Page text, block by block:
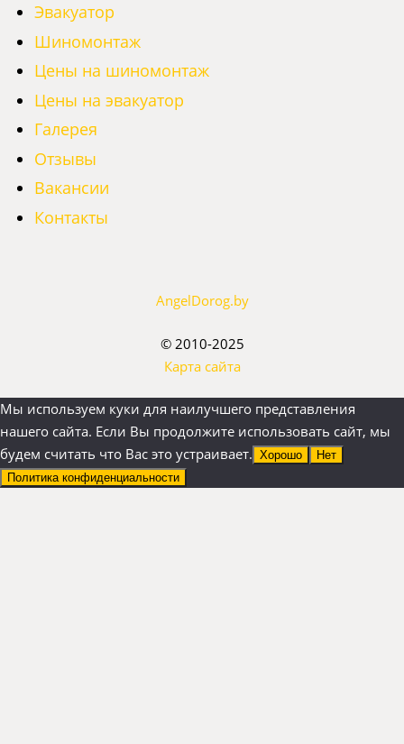
Эвакуатор
Шиномонтаж
Цены на шиномонтаж
Цены на эвакуатор
Галерея
Отзывы
Вакансии
Контакты
AngelDorog.by
© 2010-2025
Карта сайта
Мы используем куки для наилучшего представления
нашего сайта. Если Вы продолжите использовать сайт, мы
будем считать что Вас это устраивает. Хорошо
Нет
Политика конфиденциальности